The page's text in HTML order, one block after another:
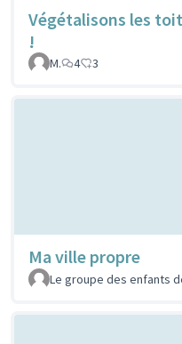
Végétalisons les
!
M.
4 3
Ma ville propre
Le groupe des enfants